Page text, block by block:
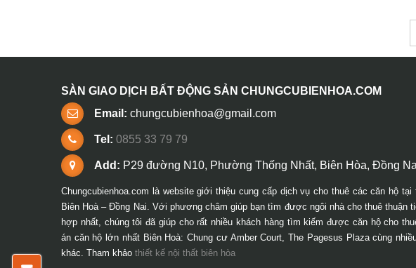
SÀN GIAO DỊCH BẤT ĐỘNG SẢN CHUNGCUBIENHOA.COM
Email: chungcubienhoa@gmail.com
Tel: 0855 33 79 79
Add: P29 đường N10, Phường Thống Nhất, Biên Hòa, Đồng
Chungcubienhoa.com là website giới thiệu cung cấp dịch vụ cho thuê các căn hộ tại
Biên Hoà – Đồng Nai. Với phương châm giúp bạn tìm được ngôi nhà cho thuê thuận
hợp nhất, chúng tôi đã giúp cho rất nhiều khách hàng tìm kiếm được căn hộ cho
án căn hộ lớn nhất Biên Hoà: Chung cư Amber Court, The Pagesus Plaza cùng
khác. Tham khảo thiết kế nội thất biên hòa